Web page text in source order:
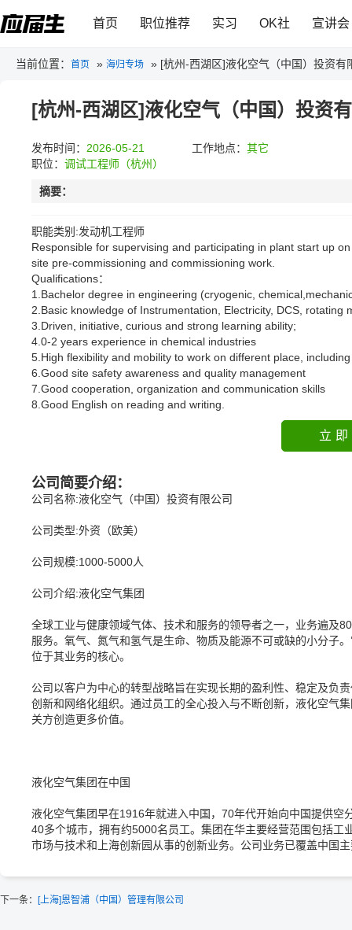
首页 职位推荐 实习 OK社 宣讲会
当前位置： 首页 » 海归专场 » [杭州-西湖区]液化空气（中国）投资有
[杭州-西湖区]液化空气（中国）投资
发布时间： 2026-05-21 工作地点： 其它
职位： 调试工程师（杭州）
摘要：
职能类别:发动机工程师
Responsible for supervising and participating in plant start up
site pre-commissioning and commissioning work.
Qualifications：
1.Bachelor degree in engineering (cryogenic,
2.Basic knowledge of Instrumentation, Electricity, DCS, rotating
3.Driven, initiative, curious and strong learning ability;
4.0-2 years experience in chemical industries
5.High flexibility and mobility to work on different place,
6.Good site safety awareness and quality management
7.Good cooperation, organization and communication skills
8.Good English on reading and writing.
立
公司简要介绍：
公司名称:液化空气（中国）投资有限公司
公司类型:外资（欧美）
公司规模:1000-5000人
公司介绍:液化空气集团
全球工业与健康领域气体、技术和服务的领导者之一，业务遍及
服务。氧气、氮气和氢气是生命、物质及能源不可或缺的小分子
位于其业务的核心。
公司以客户为中心的转型战略旨在实现长期的盈利性、稳定及负
创新和网络化组织。通过员工的全心投入与不断创新，液化空气
关方创造更多价值。
液化空气集团在中国
液化空气集团早在1916年就进入中国，70年代开始向中国提供
40多个城市，拥有约5000名员工。集团在华主要经营范围包括
市场与技术和上海创新园从事的创新业务。公司业务已覆盖中国
下一条： [上海]恩智浦（中国）管理有限公司